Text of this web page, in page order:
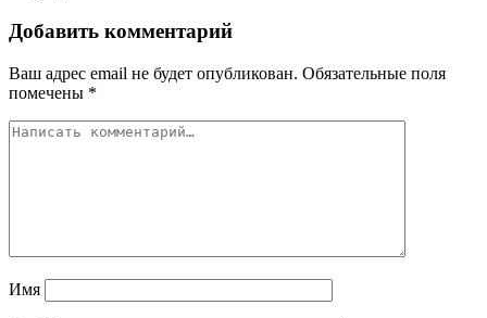
Добавить комментарий
Ваш адрес email не будет опубликован. Обязательные поля
помечены *
Имя